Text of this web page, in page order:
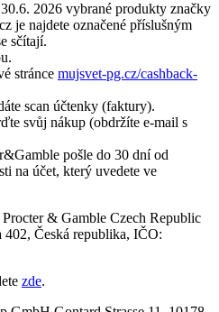
2026 vybrané produkty značky
je najdete označené příslušným
sčítají.
stránce mujsvet-pg.cz/cashback-
scan účtenky (faktury).
svůj nákup (obdržíte e-mail s
pošle do 30 dní od
na účet, který uvedete ve
& Gamble Czech Republic
Česká republika, IČO:
zde.